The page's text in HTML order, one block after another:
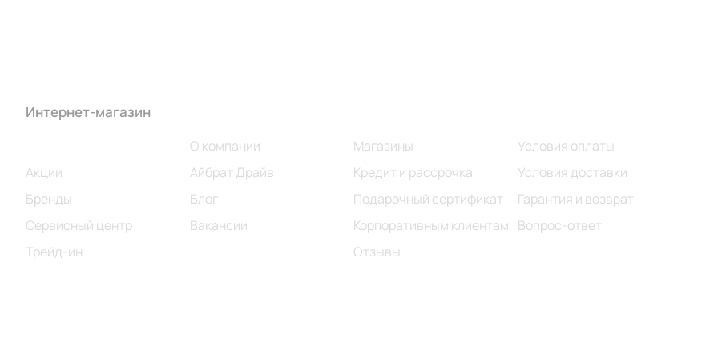
Интернет-магазин
Акции
Бренды
Сервисный центр
Трейд-ин
О компании
Айбрат Драйв
Блог
Вакансии
Магазины
Кредит и рассрочка
Подарочный сертификат
Корпоративным клиентам
Отзывы
Условия оплаты
Условия доставки
Гарантия и возврат
Вопрос-ответ